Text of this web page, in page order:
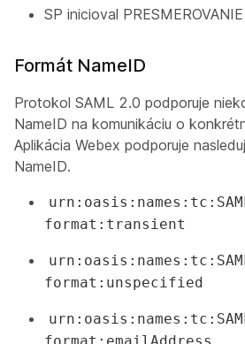
SP inicioval
Formát NameID
Protokol SAML 2.0 podporuje
NameID na komunikáciu o
Aplikácia Webex podporuje
NameID.
format:transient
format:unspecified